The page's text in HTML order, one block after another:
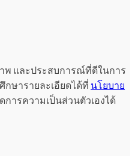
พ และประสบการณ์ที่ดีในการ
ษารายละเอียดได้ที่ นโยบาย
การความเป็นส่วนตัวเองได้